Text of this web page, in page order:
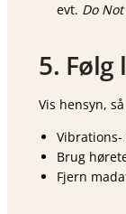
evt. Do
5.
Vis hensyn,
Brug
Fjern